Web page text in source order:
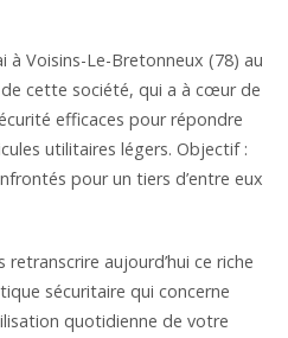
à Voisins-Le-Bretonneux (78) au
cette société, qui a à cœur de
efficaces pour répondre
utilitaires légers. Objectif :
pour un tiers d’entre eux
retranscrire aujourd’hui ce riche
sécuritaire qui concerne
quotidienne de votre